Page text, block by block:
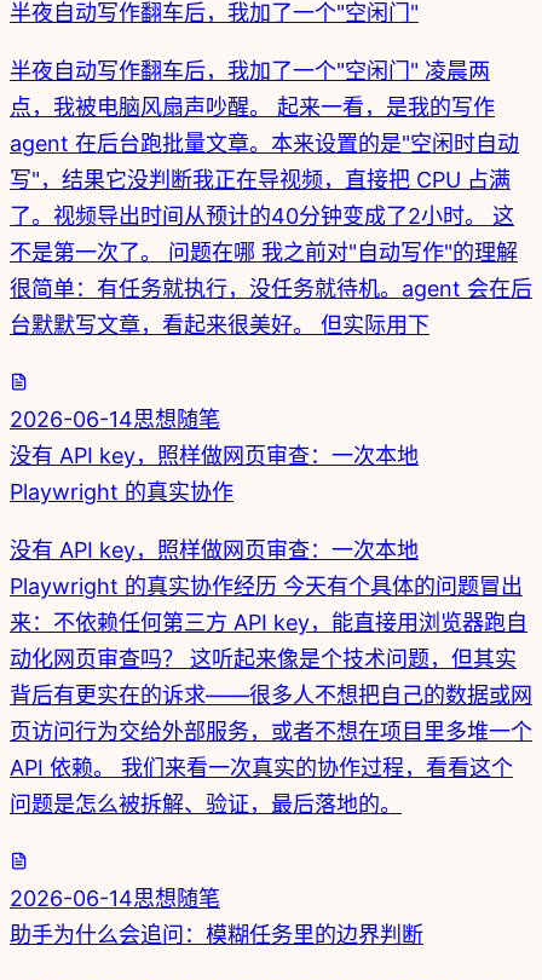
半夜自动写作翻车后，我加了一个"空闲门"
半夜自动写作翻车后，我加了一个"空闲门" 凌晨两
点，我被电脑风扇声吵醒。 起来一看，是我的写作
agent 在后台跑批量文章。本来设置的是"空闲时自动
写"，结果它没判断我正在导视频，直接把 CPU 占满
了。视频导出时间从预计的40分钟变成了2小时。 这
不是第一次了。 问题在哪 我之前对"自动写作"的理解
很简单：有任务就执行，没任务就待机。agent 会在后
台默默写文章，看起来很美好。 但实际用下
2026-06-14思想随笔
没有 API key，照样做网页审查：一次本地
Playwright 的真实协作
没有 API key，照样做网页审查：一次本地
Playwright 的真实协作经历 今天有个具体的问题冒出
来：不依赖任何第三方 API key，能直接用浏览器跑自
动化网页审查吗？ 这听起来像是个技术问题，但其实
背后有更实在的诉求——很多人不想把自己的数据或网
页访问行为交给外部服务，或者不想在项目里多堆一个
API 依赖。 我们来看一次真实的协作过程，看看这个
问题是怎么被拆解、验证，最后落地的。
2026-06-14思想随笔
助手为什么会追问：模糊任务里的边界判断